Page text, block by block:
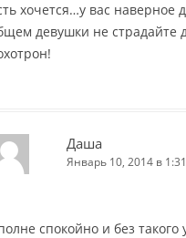
хочется…у вас наверное
девушки не страдайте
Даша
Январь 10, 2014 в
спокойно и без